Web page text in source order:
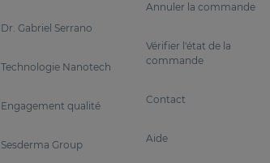
Dr. Gabriel Serrano
Technologie Nanotech
Engagement qualité
Sesderma Group
Annuler la commande
Vérifier l'état de la
commande
Contact
Aide